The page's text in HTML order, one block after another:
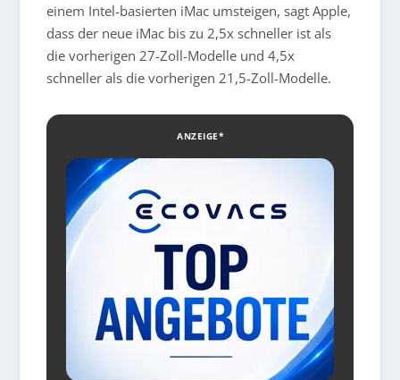
einem Intel-basierten iMac umsteigen, sagt Apple,
dass der neue iMac bis zu 2,5x schneller ist als
die vorherigen 27-Zoll-Modelle und 4,5x
schneller als die vorherigen 21,5-Zoll-Modelle.
ANZEIGE*